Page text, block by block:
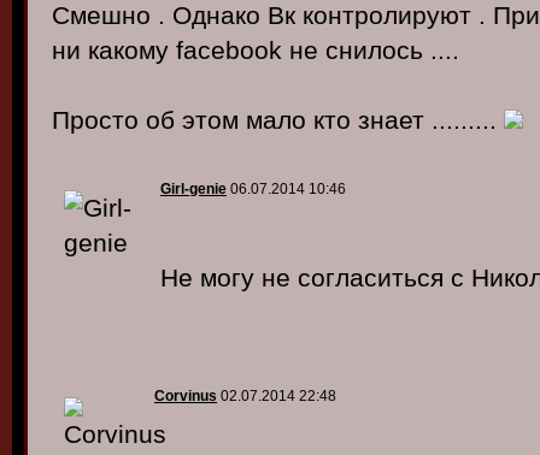
Смешно . Однако Вк контролируют .
ни какому facebook не снилось ....
Просто об этом мало кто знает .........
Girl-genie 06.07.2014 10:46
Не могу не согласиться с
Corvinus 02.07.2014 22:48